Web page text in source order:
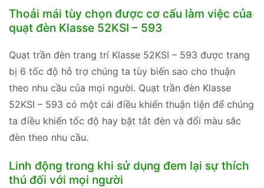
Thoải mái tùy chọn được cơ cấu làm việc của
quạt đèn Klasse 52KSI – 593
Quạt trần đèn trang trí Klasse 52KSI – 593 được trang
bị 6 tốc độ hỗ trợ chúng ta tùy biến sao cho thuận
theo nhu cầu của mọi người. Quạt trần đèn Klasse
52KSI – 593 có một cái điều khiển thuận tiện để chúng
ta điều khiển tốc độ hay bật tắt đèn và đổi màu sắc
đèn theo nhu cầu.
Linh động trong khi sử dụng đem lại sự thích
thú đối với mọi người